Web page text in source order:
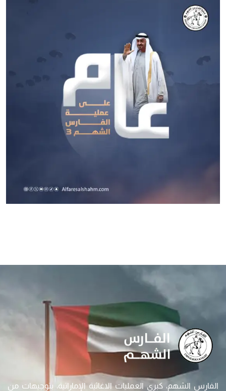
الفارس الشهم، كبرى العمليات الاغاثية الإماراتية، بتوجيهات من